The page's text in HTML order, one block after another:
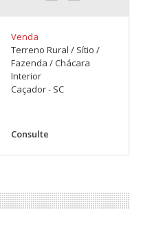
Venda
Terreno Rural / Sítio /
Fazenda / Chácara
Interior
Caçador - SC
Consulte